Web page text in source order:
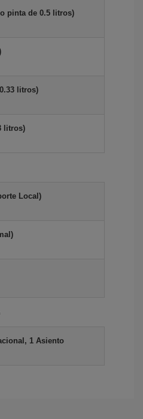
pinta de 0.5 litros)
litros)
litros)
Local)
1 Asiento